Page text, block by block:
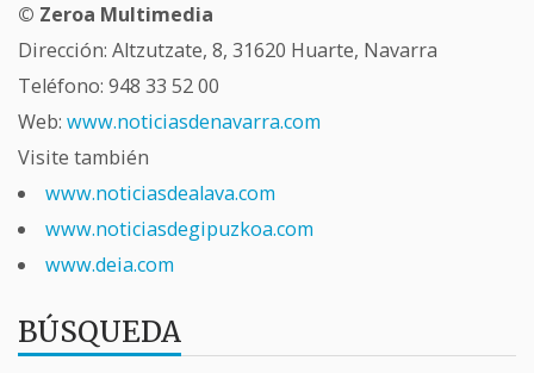
© Zeroa Multimedia
Dirección: Altzutzate, 8, 31620 Huarte, Navarra
Teléfono: 948 33 52 00
Web: www.noticiasdenavarra.com
Visite también
www.noticiasdealava.com
www.noticiasdegipuzkoa.com
www.deia.com
BÚSQUEDA